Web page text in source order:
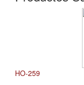
HO-259